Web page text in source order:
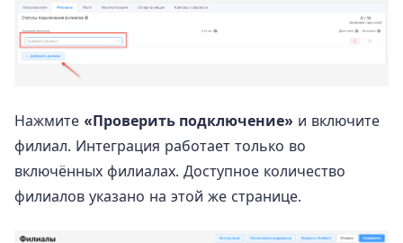
Нажмите «Проверить подключение» и включите
филиал. Интеграция работает только во
включённых филиалах. Доступное количество
филиалов указано на этой же странице.